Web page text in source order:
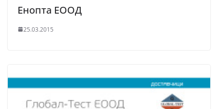
Енопта ЕООД
25.03.2015